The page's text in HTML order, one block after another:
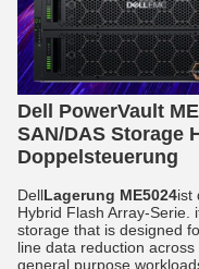
Dell PowerVault
SAN/DAS Storage
Doppelsteuerung
DellLagerung ME5024ist
Hybrid Flash Array-Serie.
storage that is designed
line data reduction
general purpose